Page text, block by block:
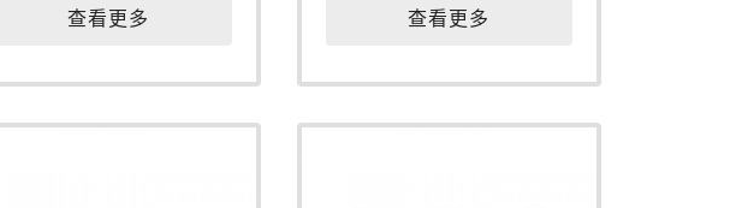
查看更多 查看更多